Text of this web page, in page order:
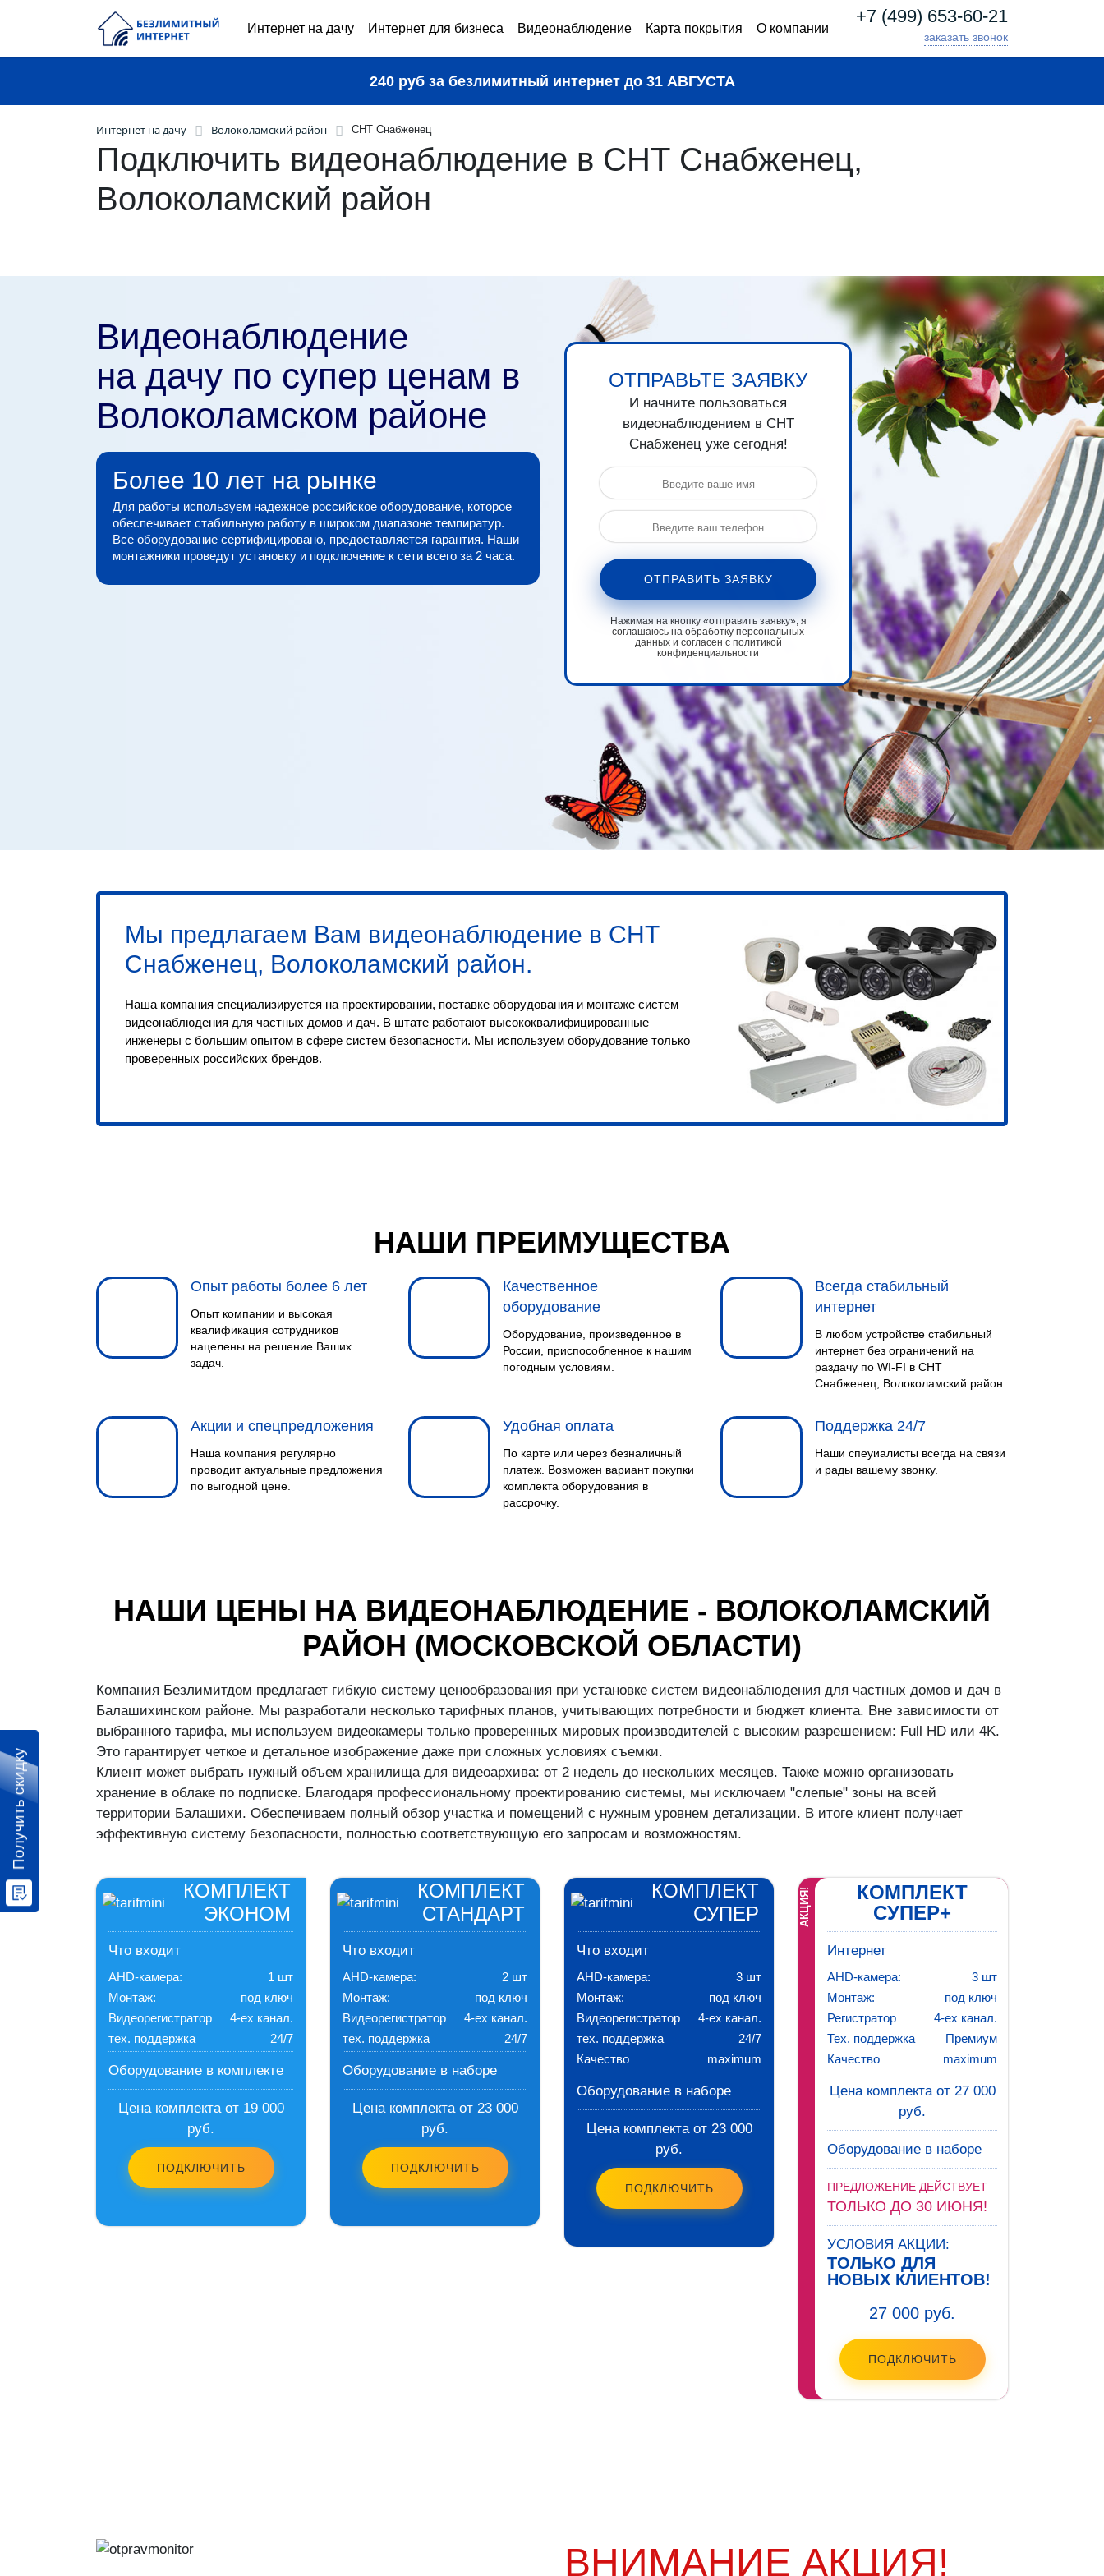
Интернет на дачу Интернет для бизнеса Видеонаблюдение Карта покрытия О компании
+7 (499) 653-60-21
заказать звонок
240 руб за безлимитный интернет до 31 АВГУСТА
Интернет на дачу Волоколамский район СНТ Снабженец
Подключить видеонаблюдение в СНТ Снабженец,
Волоколамский район
Видеонаблюдение
на дачу по супер ценам в
Волоколамском районе
Более 10 лет на рынке
Для работы используем надежное российское оборудование, которое
обеспечивает стабильную работу в широком диапазоне темпиратур.
Все оборудование сертифицировано, предоставляется гарантия. Наши
монтажники проведут установку и подключение к сети всего за 2 часа.
ОТПРАВЬТЕ ЗАЯВКУ
И начните пользоваться
видеонаблюдением в СНТ
Снабженец уже сегодня!
ОТПРАВИТЬ ЗАЯВКУ
Нажимая на кнопку «отправить заявку», я
соглашаюсь на обработку персональных
данных и согласен с политикой
конфиденциальности
Мы предлагаем Вам видеонаблюдение в СНТ
Снабженец, Волоколамский район.
Наша компания специализируется на проектировании, поставке оборудования и монтаже систем
видеонаблюдения для частных домов и дач. В штате работают высококвалифицированные
инженеры с большим опытом в сфере систем безопасности. Мы используем оборудование только
проверенных российских брендов.
НАШИ ПРЕИМУЩЕСТВА
Опыт работы более 6 лет
Опыт компании и высокая
квалификация сотрудников
нацелены на решение Ваших
задач.
Качественное
оборудование
Оборудование, произведенное в
России, приспособленное к нашим
погодным условиям.
Всегда стабильный
интернет
В любом устройстве стабильный
интернет без ограничений на
раздачу по WI-FI в СНТ
Снабженец, Волоколамский район.
Акции и спецпредложения
Наша компания регулярно
проводит актуальные предложения
по выгодной цене.
Удобная оплата
По карте или через безналичный
платеж. Возможен вариант покупки
комплекта оборудования в
рассрочку.
Поддержка 24/7
Наши спеуиалисты всегда на связи
и рады вашему звонку.
НАШИ ЦЕНЫ НА ВИДЕОНАБЛЮДЕНИЕ - ВОЛОКОЛАМСКИЙ
РАЙОН (МОСКОВСКОЙ ОБЛАСТИ)
Компания Безлимитдом предлагает гибкую систему ценообразования при установке систем видеонаблюдения для частных домов и дач в
Балашихинском районе. Мы разработали несколько тарифных планов, учитывающих потребности и бюджет клиента. Вне зависимости от
выбранного тарифа, мы используем видеокамеры только проверенных мировых производителей с высоким разрешением: Full HD или 4K.
Это гарантирует четкое и детальное изображение даже при сложных условиях съемки.
Клиент может выбрать нужный объем хранилища для видеоархива: от 2 недель до нескольких месяцев. Также можно организовать
хранение в облаке по подписке. Благодаря профессиональному проектированию системы, мы исключаем "слепые" зоны на всей
территории Балашихи. Обеспечиваем полный обзор участка и помещений с нужным уровнем детализации. В итоге клиент получает
эффективную систему безопасности, полностью соответствующую его запросам и возможностям.
КОМПЛЕКТ
ЭКОНОМ
Что входит
AHD-камера:
1 шт
Монтаж:
под ключ
Видеорегистратор
4-ех канал.
тех. поддержка
24/7
Оборудование в комплекте
Цена комплекта от 19 000
руб.
ПОДКЛЮЧИТЬ
КОМПЛЕКТ
СТАНДАРТ
Что входит
AHD-камера:
2 шт
Монтаж:
под ключ
Видеорегистратор
4-ех канал.
тех. поддержка
24/7
Оборудование в наборе
Цена комплекта от 23 000
руб.
ПОДКЛЮЧИТЬ
КОМПЛЕКТ
СУПЕР
Что входит
AHD-камера:
3 шт
Монтаж:
под ключ
Видеорегистратор
4-ех канал.
тех. поддержка
24/7
Качество
maximum
Оборудование в наборе
Цена комплекта от 23 000
руб.
ПОДКЛЮЧИТЬ
АКЦИЯ!
КОМПЛЕКТ
СУПЕР+
Интернет
AHD-камера:
3 шт
Монтаж:
под ключ
Регистратор
4-ех канал.
Тех. поддержка
Премиум
Качество
maximum
Цена комплекта от 27 000
руб.
Оборудование в наборе
ПРЕДЛОЖЕНИЕ ДЕЙСТВУЕТ
ТОЛЬКО ДО 30 ИЮНЯ!
УСЛОВИЯ АКЦИИ:
ТОЛЬКО ДЛЯ
НОВЫХ КЛИЕНТОВ!
27 000 руб.
ПОДКЛЮЧИТЬ
ВНИМАНИЕ АКЦИЯ!
Получить скидку